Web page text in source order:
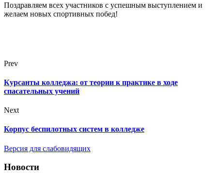
Поздравляем всех участников с успешным выступлением и
желаем новых спортивных побед!
Prev
Курсанты колледжа: от теории к практике в ходе
спасательных учений
Next
Корпус беспилотных систем в колледже
Версия для слабовидящих
Новости